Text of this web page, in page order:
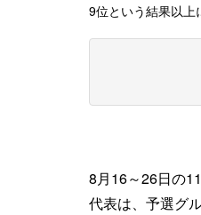
9位という結果以上
8月16～26日の
代表は、予選グ